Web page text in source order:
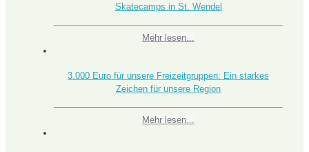
Skatecamps in St. Wendel
Mehr lesen...
3.000 Euro für unsere Freizeitgruppen: Ein starkes
Zeichen für unsere Region
Mehr lesen...